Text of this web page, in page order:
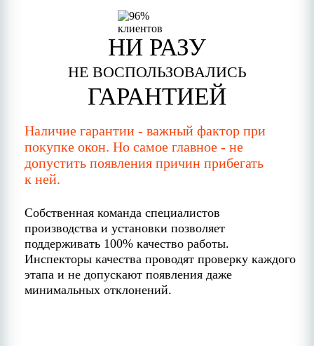
НИ РАЗУ
НЕ ВОСПОЛЬЗОВАЛИСЬ
ГАРАНТИЕЙ
Наличие гарантии - важный фактор при
покупке окон. Но самое главное - не
допустить появления причин прибегать
к ней.
Собственная команда специалистов
производства и установки позволяет
поддерживать 100% качество работы.
Инспекторы качества проводят проверку каждого
этапа и не допускают появления даже
минимальных отклонений.